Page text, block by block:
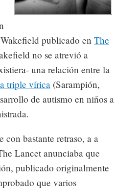
publicado en The
no se atrevió a
una relación entre la
triple vírica (Sarampión,
de autismo en niños a
con bastante retraso, a a
Lancet anunciaba que
publicado originalmente
que varios